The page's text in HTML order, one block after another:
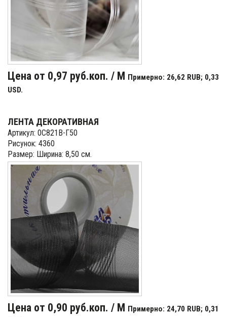
Цена от 0,97 руб.коп. / М Примерно: 26,62 RUB; 0,33
USD.
ЛЕНТА ДЕКОРАТИВНАЯ
Артикул: 0С821В-Г50
Рисунок: 4360
Размер: Ширина: 8,50 см.
Цена от 0,90 руб.коп. / М Примерно: 24,70 RUB; 0,31